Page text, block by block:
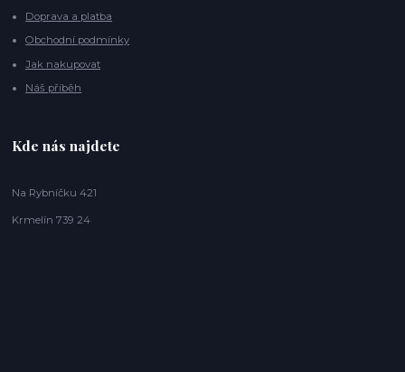
Doprava a platba
Obchodní podmínky
Jak nakupovat
Náš příběh
Kde nás najdete
Na Rybníčku 421
Krmelín 739 24